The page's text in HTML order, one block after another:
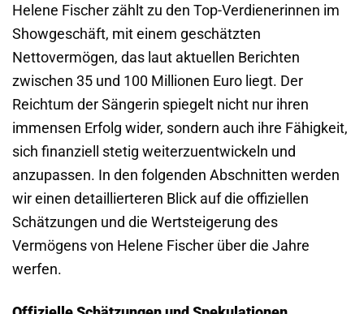
Helene Fischer zählt zu den Top-Verdienerinnen im
Showgeschäft, mit einem geschätzten
Nettovermögen, das laut aktuellen Berichten
zwischen 35 und 100 Millionen Euro liegt. Der
Reichtum der Sängerin spiegelt nicht nur ihren
immensen Erfolg wider, sondern auch ihre Fähigkeit,
sich finanziell stetig weiterzuentwickeln und
anzupassen. In den folgenden Abschnitten werden
wir einen detaillierteren Blick auf die offiziellen
Schätzungen und die Wertsteigerung des
Vermögens von Helene Fischer über die Jahre
werfen.